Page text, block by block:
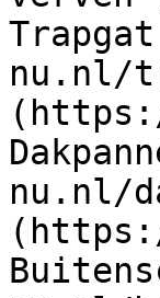
nu.nl/
nu.nl/